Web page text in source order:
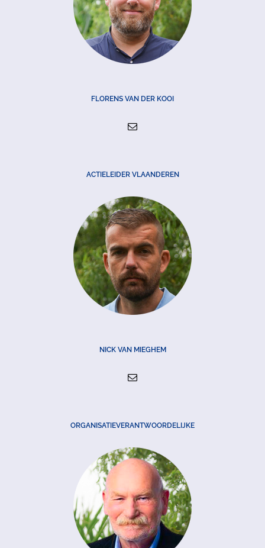
FLORENS VAN DER KOOI
ACTIELEIDER VLAANDEREN
NICK VAN MIEGHEM
ORGANISATIEVERANTWOORDELIJKE